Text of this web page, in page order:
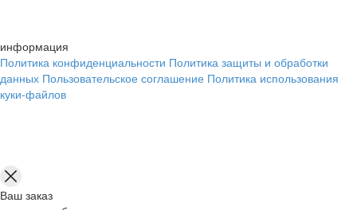
информация
Политика конфиденциальности Политика защиты и обработки
данных Пользовательское соглашение Политика использования
куки-файлов
Ваш заказ